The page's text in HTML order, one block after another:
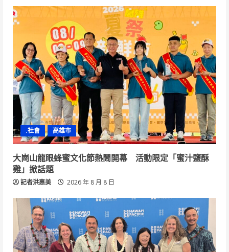
.社會 高雄市
大崗山龍眼蜂蜜文化節熱鬧開幕 活動限定「蜜汁鹽酥
雞」掀話題
記者洪惠美 2026 年 8 月 8 日